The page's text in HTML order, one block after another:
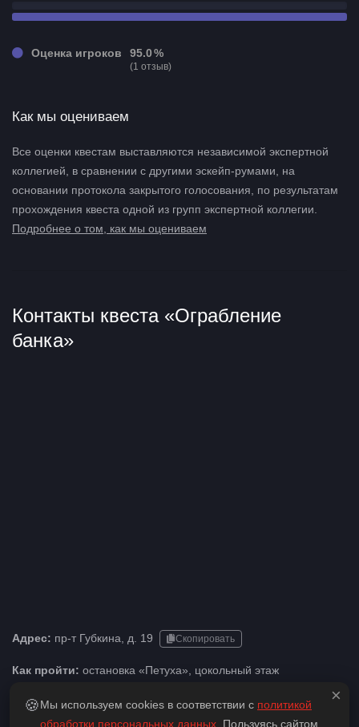
Оценка игроков 95.0 %
(1 отзыв)
Как мы оцениваем
Все оценки квестам выставляются независимой экспертной
коллегией, в сравнении с другими эскейп-румами, на
основании протокола закрытого голосования, по результатам
прохождения квеста одной из групп экспертной коллегии.
Подробнее о том, как мы оцениваем
Контакты квеста «Ограбление
банка»
Адрес: пр-т Губкина, д. 19 Скопировать
Как пройти: остановка «​Петуха», цокольный этаж
Телефон:+7 (900) 400-33-55 ×
🍪Мы используем cookies в соответствии с политикой
обработки персональных данных . Пользуясь сайтом